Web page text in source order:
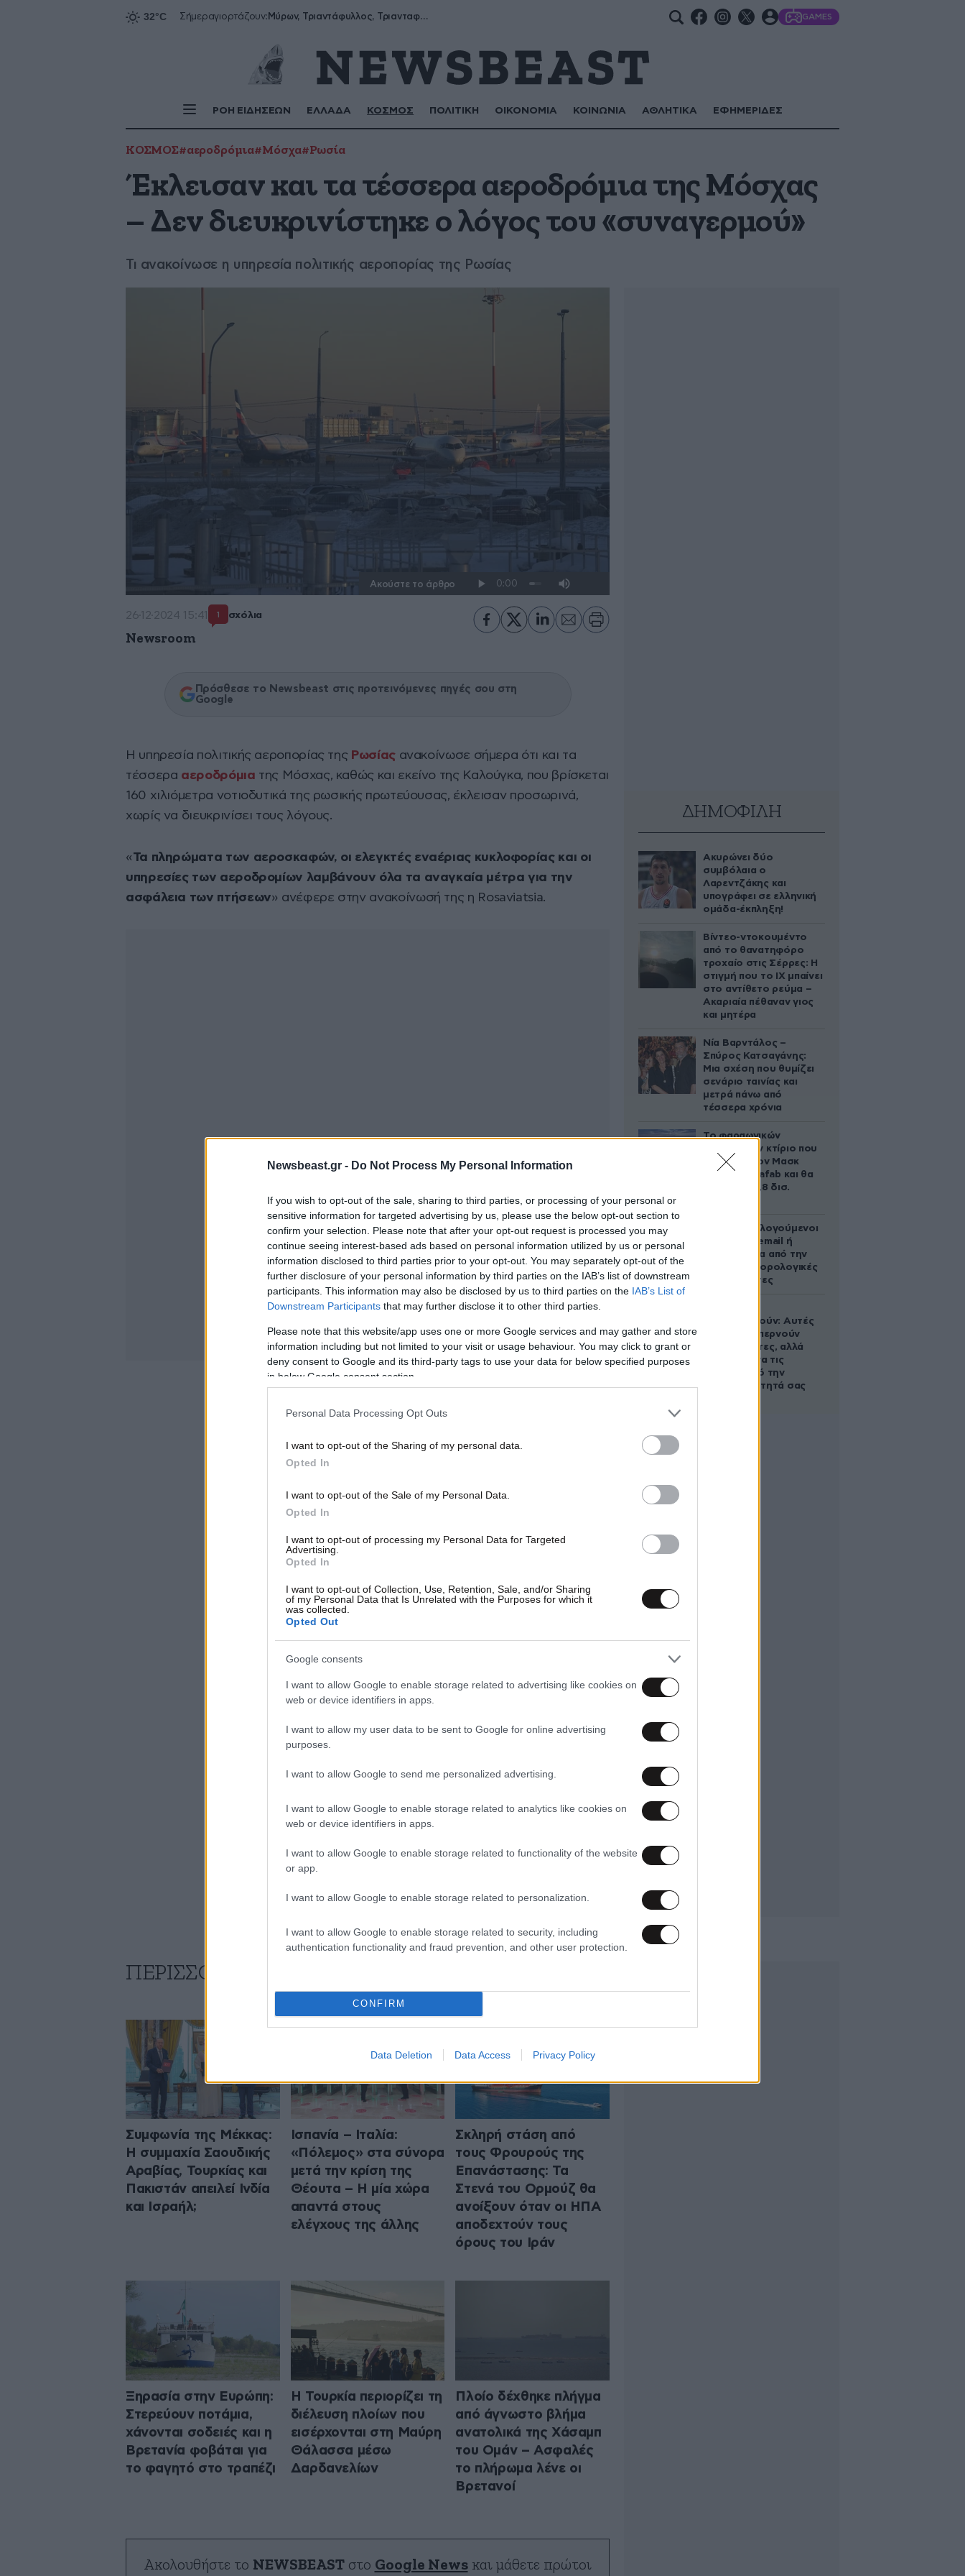
Newsbeast.gr - Do Not Process My Personal Information
If you wish to opt-out of the sale, sharing to third parties, or processing of your personal or
sensitive information for targeted advertising by us, please use the below opt-out section to
confirm your selection. Please note that after your opt-out request is processed you may
continue seeing interest-based ads based on personal information utilized by us or personal
information disclosed to third parties prior to your opt-out. You may separately opt-out of the
further disclosure of your personal information by third parties on the IAB’s list of downstream
participants. This information may also be disclosed by us to third parties on the IAB’s List of
Downstream Participants that may further disclose it to other third parties.
Please note that this website/app uses one or more Google services and may gather and store
information including but not limited to your visit or usage behaviour. You may click to grant or
deny consent to Google and its third-party tags to use your data for below specified purposes
in below Google consent section.
Personal Data Processing Opt Outs
I want to opt-out of the Sharing of my personal data.
Opted In
I want to opt-out of the Sale of my Personal Data.
Opted In
I want to opt-out of processing my Personal Data for Targeted
Advertising.
Opted In
I want to opt-out of Collection, Use, Retention, Sale, and/or Sharing
of my Personal Data that Is Unrelated with the Purposes for which it
was collected.
Opted Out
Google consents
I want to allow Google to enable storage related to advertising like cookies on
web or device identifiers in apps.
I want to allow my user data to be sent to Google for online advertising
purposes.
I want to allow Google to send me personalized advertising.
I want to allow Google to enable storage related to analytics like cookies on
web or device identifiers in apps.
I want to allow Google to enable storage related to functionality of the website
or app.
I want to allow Google to enable storage related to personalization.
I want to allow Google to enable storage related to security, including
authentication functionality and fraud prevention, and other user protection.
CONFIRM
Data Deletion Data Access Privacy Policy
Σήμεραγιορτάζουν: Μύρων, Τριαντάφυλλος, Τριανταφυλλιά, Φυλλιώ, Ρόζα GAMES
ΡΟΗ ΕΙΔΗΣΕΩΝ ΕΛΛΑΔΑ ΚΟΣΜΟΣ ΠΟΛΙΤΙΚΗ ΟΙΚΟΝΟΜΙΑ ΚΟΙΝΩΝΙΑ ΑΘΛΗΤΙΚΑ ΕΦΗΜΕΡΙΔΕΣ
ΚΟΣΜΟΣ#αεροδρόμια#Μόσχα#Ρωσία
Έκλεισαν και τα τέσσερα αεροδρόμια της Μόσχας
– Δεν διευκρινίστηκε ο λόγος του «συναγερμού»
Τι ανακοίνωσε η υπηρεσία πολιτικής αεροπορίας της Ρωσίας
Ακούστε το άρθρο
26·12·2024 15:41 1 σχόλια
Newsroom
Πρόσθεσε το Newsbeast στις προτεινόμενες πηγές σου στη
Google
Η υπηρεσία πολιτικής αεροπορίας της Ρωσίαςανακοίνωσε σήμερα ότι και τα
τέσσερα αεροδρόμια της Μόσχας, καθώς και εκείνο της Καλούγκα, που βρίσκεται
160 χιλιόμετρα νοτιοδυτικά της ρωσικής πρωτεύουσας, έκλεισαν προσωρινά,
χωρίς να διευκρινίσει τους λόγους.
«Τα πληρώματα των αεροσκαφών, οι ελεγκτές εναέριας κυκλοφορίας και οι
υπηρεσίες των αεροδρομίων λαμβάνουν όλα τα αναγκαία μέτρα για την
ασφάλεια των πτήσεων» ανέφερε στην ανακοίνωσή της η Rosaviatsia.
ΔΗΜΟΦΙΛΗ
Ακυρώνει δύο
συμβόλαια ο
Λαρεντζάκης και
υπογράφει σε ελληνική
ομάδα-έκπληξη!
Βίντεο-ντοκουμέντο
από το θανατηφόρο
τροχαίο στις Σέρρες: Η
στιγμή που το ΙΧ μπαίνει
στο αντίθετο ρεύμα –
Ακαριαία πέθαναν γιος
και μητέρα
Νία Βαρντάλος –
Σπύρος Κατσαγάνης:
Μια σχέση που θυμίζει
σενάριο ταινίας και
μετρά πάνω από
τέσσερα χρόνια
Το φαραωνικών
διαστάσεων κτίριο που
χτίζει ο Έλον Μασκ
λέγεται Terafab και θα
κοστίσει 16,8 δισ.
Ποιοι φορολογούμενοι
θα λάβουν email ή
τηλεφώνημα από την
ΑΑΔΕ για φορολογικές
εκκρεμότητες
προειδοποιούν: Αυτές
οι τροφές, περνούν
απαρατήρητες, αλλά
καλό είναι να τις
βγάλετε από την
καθημερινότητά σας
ΠΕΡΙΣΣΟΤΕΡΑ ΑΠΟ ΤΟΝ ΚΟΣΜΟ
Συμφωνία της Μέκκας:
Η συμμαχία Σαουδικής
Αραβίας, Τουρκίας και
Πακιστάν απειλεί Ινδία
και Ισραήλ;
Ισπανία – Ιταλία:
«Πόλεμος» στα σύνορα
μετά την κρίση της
Θέουτα – Η μία χώρα
απαντά στους
ελέγχους της άλλης
Σκληρή στάση από
τους Φρουρούς της
Επανάστασης: Τα
Στενά του Ορμούζ θα
ανοίξουν όταν οι ΗΠΑ
αποδεχτούν τους
όρους του Ιράν
Ξηρασία στην Ευρώπη:
Στερεύουν ποτάμια,
χάνονται σοδειές και η
Βρετανία φοβάται για
το φαγητό στο τραπέζι
Η Τουρκία περιορίζει τη
διέλευση πλοίων που
εισέρχονται στη Μαύρη
Θάλασσα μέσω
Δαρδανελίων
Πλοίο δέχθηκε πλήγμα
από άγνωστο βλήμα
ανατολικά της Χάσαμπ
του Ομάν – Ασφαλές
το πλήρωμα λένε οι
Βρετανοί
Ακολουθήστε το NEWSBEASTστο Google Newsκαι μάθετε πρώτοι